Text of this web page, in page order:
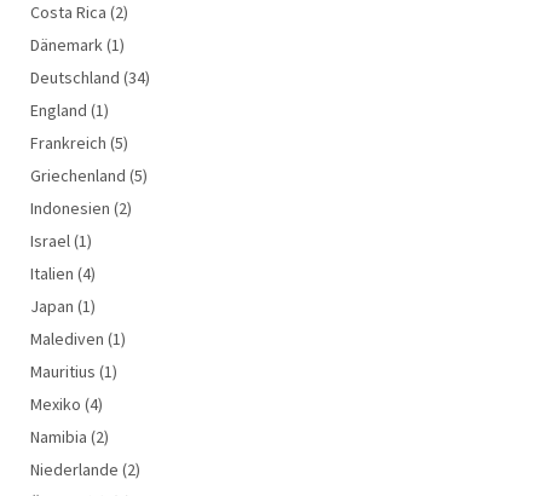
Costa Rica (2)
Dänemark(1)
Deutschland (34)
England (1)
Frankreich (5)
Griechenland (5)
Indonesien (2)
Israel(1)
Italien (4)
Japan (1)
Malediven (1)
Mauritius (1)
Mexiko (4)
Namibia (2)
Niederlande (2)